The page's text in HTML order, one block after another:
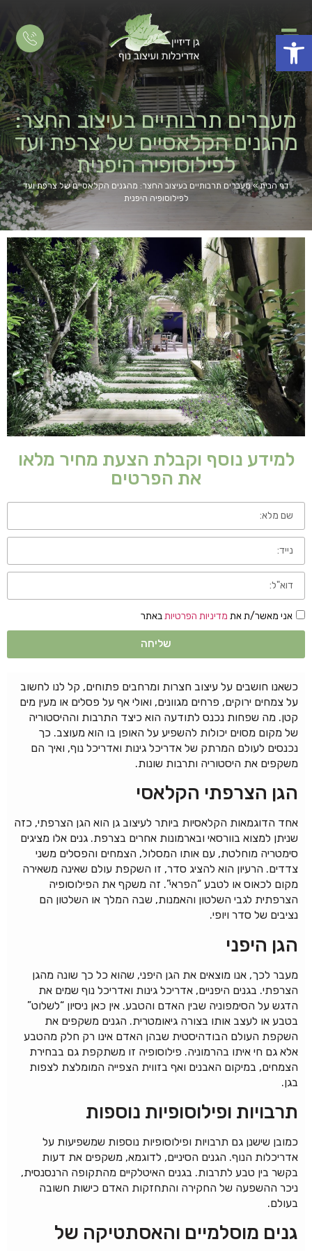
פתח סרגל נגישות
מעברים תרבותיים בעיצוב החצר:
מהגנים הקלאסיים של צרפת ועד
לפילוסופיה היפנית
דף הבית»מעברים תרבותיים בעיצוב החצר: מהגנים הקלאסיים של צרפת ועד
לפילוסופיה היפנית
למידע נוסף וקבלת הצעת מחיר מלאו
את הפרטים
אני מאשר/ת את מדיניות הפרטיותבאתר
שליחה
כשאנו חושבים על עיצוב חצרות ומרחבים פתוחים, קל לנו לחשוב
על צמחים ירוקים, פרחים מגוונים, ואולי אף על פסלים או מעין מים
קטן. מה שפחות נכנס לתודעה הוא כיצד התרבות וההיסטוריה
של מקום מסוים יכולות להשפיע על האופן בו הוא מעוצב. כך
נכנסים לעולם המרתק של אדריכל גינות ואדריכל נוף, ואיך הם
משקפים את היסטוריה ותרבות שונות.
הגן הצרפתי הקלאסי
אחד הדוגמאות הקלאסיות ביותר לעיצוב גן הוא הגן הצרפתי, כזה
שניתן למצוא בוורסאי ובארמונות אחרים בצרפת. גנים אלו מציגים
סימטריה מוחלטת, עם אותו המסלול, הצמחים והפסלים משני
צדדים. הרעיון הוא להציג סדר, זו השקפת עולם שאינה משאירה
מקום לכאוס או לטבע “הפראי”. זה משקף את הפילוסופיה
הצרפתית לגבי השלטון והאמנות, שבה המלך או השלטון הם
נציבים של סדר ויופי.
הגן היפני
מעבר לכך, אנו מוצאים את הגן היפני, שהוא כל כך שונה מהגן
הצרפתי. בגנים היפניים, אדריכל גינות ואדריכל נוף שמים את
הדגש על הסימפוניה שבין האדם והטבע. אין כאן ניסיון “לשלוט”
בטבע או לעצב אותו בצורה גיאומטרית. הגנים משקפים את
השקפת העולם הבודהיסטית שבהן האדם אינו רק חלק מהטבע
אלא גם חי איתו בהרמוניה. פילוסופיה זו משתקפת גם בבחירת
הצמחים, במיקום האבנים ואף בזווית הצפייה המומלצת לצפות
בגן.
תרבויות ופילוסופיות נוספות
כמובן שישנן גם תרבויות ופילוסופיות נוספות שמשפיעות על
אדריכלות הנוף. הגנים הסיניים, לדוגמא, משקפים את דעות
בקשר בין טבע לתרבות. בגנים האיטלקיים מהתקופה הרנסנסית,
ניכר ההשפעה של החקירה והתחזקות האדם כישות חשובה
בעולם.
גנים מוסלמיים והאסתטיקה של